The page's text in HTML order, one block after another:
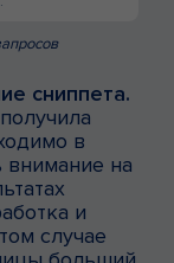
сниппета.
в
внимание на
и
случае